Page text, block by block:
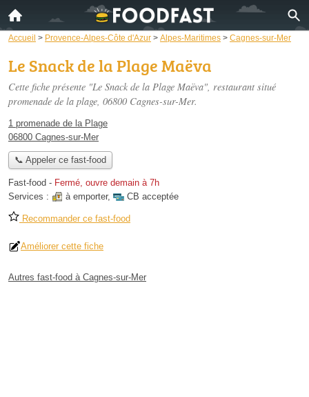
Accueil > Provence-Alpes-Côte d'Azur > Alpes-Maritimes > Cagnes-sur-Mer
Le Snack de la Plage Maëva
Cette fiche présente "Le Snack de la Plage Maëva", restaurant situé
promenade de la plage, 06800 Cagnes-sur-Mer.
1 promenade de la Plage
06800 Cagnes-sur-Mer
📞 Appeler ce fast-food
Fast-food - Fermé, ouvre demain à 7h
Services :
à emporter, CB acceptée
Recommander ce fast-food
Améliorer cette fiche
Autres fast-food à Cagnes-sur-Mer